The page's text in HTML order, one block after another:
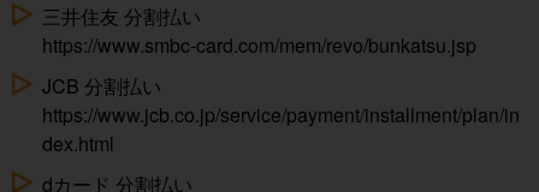
三井住友 分割払い
https://www.smbc-card.com/mem/revo/bunkatsu.jsp
JCB 分割払い
https://www.jcb.co.jp/service/payment/installment/plan/in
dex.html
dカード 分割払い